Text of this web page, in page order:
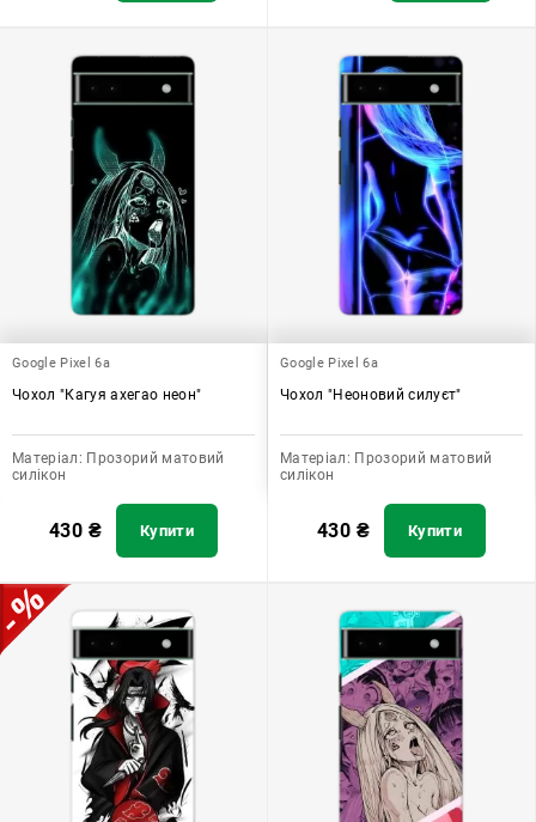
Google Pixel 6a
Чохол "Кагуя ахегао неон"
Матеріал: Прозорий матовий
силікон
430 ₴ Купити
Google Pixel 6a
Чохол "Неоновий силуєт"
Матеріал: Прозорий матовий
силікон
430 ₴ Купити